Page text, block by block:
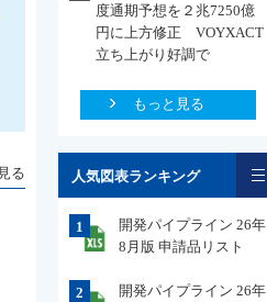
る
度通期予想を２兆7250億
円に上方修正 VOYXACT
立ち上がり好調で
もっと見る
人気図表ランキング
1
開発パイプライン 26年
8月版 申請品リスト
2
開発パイプライン 26年